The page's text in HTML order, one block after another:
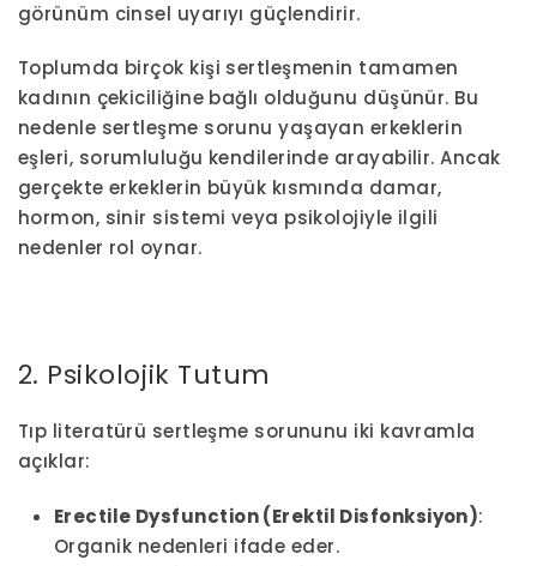
görünüm cinsel uyarıyı güçlendirir.
Toplumda birçok kişi sertleşmenin tamamen
kadının çekiciliğine bağlı olduğunu düşünür. Bu
nedenle sertleşme sorunu yaşayan erkeklerin
eşleri, sorumluluğu kendilerinde arayabilir. Ancak
gerçekte erkeklerin büyük kısmında damar,
hormon, sinir sistemi veya psikolojiyle ilgili
nedenler rol oynar.
2. Psikolojik Tutum
Tıp literatürü sertleşme sorununu iki kavramla
açıklar:
Erectile Dysfunction (Erektil Disfonksiyon):
Organik nedenleri ifade eder.